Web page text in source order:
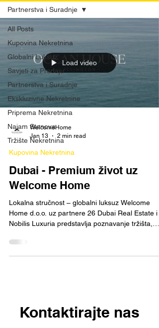
All Posts
Kupovina Nekretnina
Globalni Luksuz
Savjeti za Prodaju
Partnerstva i Suradnje
Ekskluzivne Nekretnine
Priprema Nekretnina
Najam Stanova
Tržište Nekretnina
Partnerstva i Suradnje
Load video
WelcomeHome
Jan 13
2 min read
Kupovina Nekretnina
Dubai - Premium život uz
Welcome Home
Lokalna stručnost – globalni luksuz Welcome
Home d.o.o. uz partnere 26 Dubai Real Estate i
Nobilis Luxuria predstavlja poznavanje tržišta,
stručnost nije samo u broju prodanih nekretnina,
već u načinu na koji prepoznavamo za šta kupci
Kontaktirajte nas